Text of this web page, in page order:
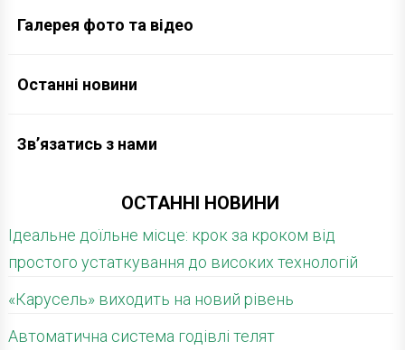
Галерея фото та відео
Останні новини
Зв’язатись з нами
ОСТАННІ НОВИНИ
Ідеальне доїльне місце: крок за кроком від
простого устаткування до високих технологій
«Карусель» виходить на новий рівень
Автоматична система годівлі телят